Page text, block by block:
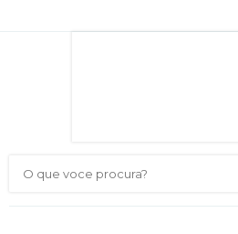
O que voce procura?